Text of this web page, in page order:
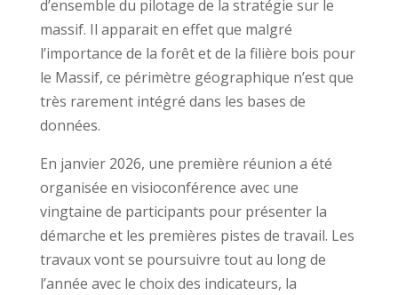
d’ensemble du pilotage de la stratégie sur le
massif. Il apparait en effet que malgré
l’importance de la forêt et de la filière bois pour
le Massif, ce périmètre géographique n’est que
très rarement intégré dans les bases de
données.
En janvier 2026, une première réunion a été
organisée en visioconférence avec une
vingtaine de participants pour présenter la
démarche et les premières pistes de travail. Les
travaux vont se poursuivre tout au long de
l’année avec le choix des indicateurs, la